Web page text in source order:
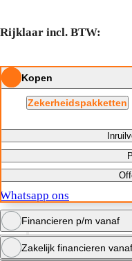
Rijklaar incl. BTW:
Kopen
Zekerheidspakketten
Whatsapp ons
Financieren p/m vanaf
Zakelijk financieren vanaf